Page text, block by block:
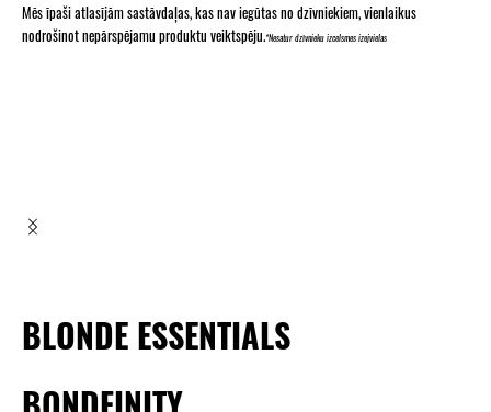
Mēs īpaši atlasījām sastāvdaļas, kas nav iegūtas no dzīvniekiem, vienlaikus
nodrošinot nepārspējamu produktu veiktspēju.*Nesatur dzīvnieku izcelsmes izejvielas
BLONDE ESSENTIALS